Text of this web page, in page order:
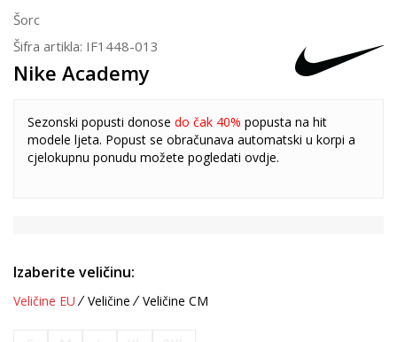
Šorc
Šifra artikla: IF1448-013
Nike Academy
Sezonski popusti donose do čak 40% popusta na hit
modele ljeta. Popust se obračunava automatski u korpi a
cjelokupnu ponudu možete pogledati ovdje.
Izaberite veličinu:
Veličine EU Veličine Veličine CM